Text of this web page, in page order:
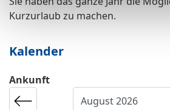
Kurzurlaub zu machen.
Kalender
Ankunft